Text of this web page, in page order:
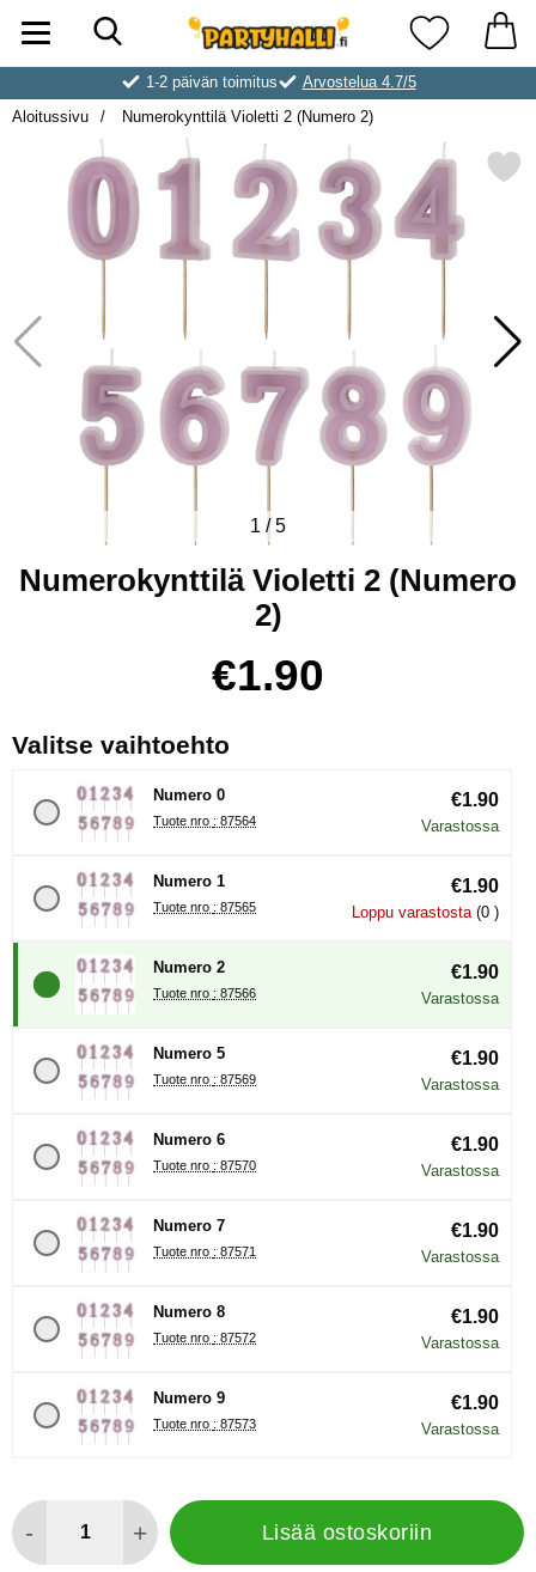
Ostoskori laajennettu Partyhallen AB
Suosikkini
1-2 päivän toimitus
Arvostelua 4.7/5
Aloitussivu
Numerokynttilä Violetti 2 (Numero 2)
Merkitse numerokynttilä
1 /5
Numerokynttilä Violetti 2 (Numero
2)
hinta
€1.90
Valitse vaihtoehto
Numero 0
Tuote nro : 87564
€1.90
Varastossa
Numero 1
Tuote nro : 87565
€1.90
Loppu varastosta(0 )
Numero 2
Tuote nro : 87566
€1.90
Varastossa
Numero 5
Tuote nro : 87569
€1.90
Varastossa
Numero 6
Tuote nro : 87570
€1.90
Varastossa
Numero 7
Tuote nro : 87571
€1.90
Varastossa
Numero 8
Tuote nro : 87572
€1.90
Varastossa
Numero 9
Tuote nro : 87573
€1.90
Varastossa
- + Lisää ostoskoriin